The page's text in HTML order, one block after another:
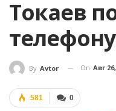
Токаев
By Avtor On Авг
0
581